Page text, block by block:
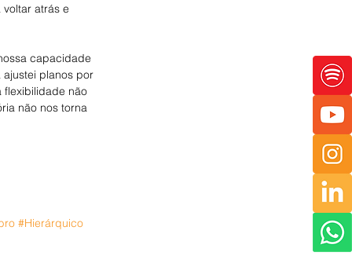
atrás e
capacidade
ajustei planos por
flexibilidade não
não nos torna
#Hierárquico